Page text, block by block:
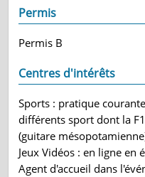
Permis
Permis B
Centres d'intérêts
Sports : pratique
différents sport dont la
(guitare
Jeux Vidéos : en ligne en
Agent d'accueil dans